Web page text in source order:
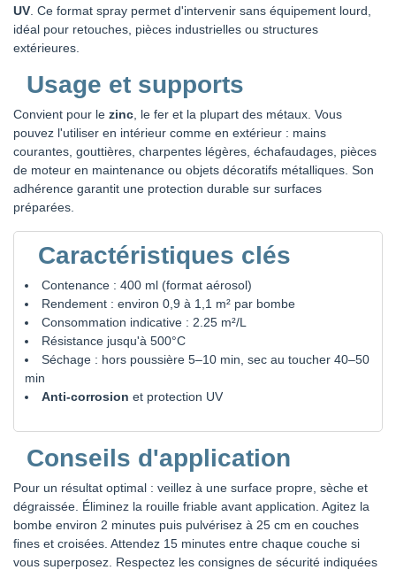
UV . Ce format spray permet d'intervenir sans équipement lourd,
idéal pour retouches, pièces industrielles ou structures
extérieures.
Usage et supports
Convient pour le zinc , le fer et la plupart des métaux. Vous
pouvez l'utiliser en intérieur comme en extérieur : mains
courantes, gouttières, charpentes légères, échafaudages, pièces
de moteur en maintenance ou objets décoratifs métalliques. Son
adhérence garantit une protection durable sur surfaces
préparées.
Caractéristiques clés
Contenance : 400 ml (format aérosol)
Rendement : environ 0,9 à 1,1 m² par bombe
Consommation indicative : 2.25 m²/L
Résistance jusqu'à 500°C
Séchage : hors poussière 5–10 min, sec au toucher 40–50
min
Anti-corrosion et protection UV
Conseils d'application
Pour un résultat optimal : veillez à une surface propre, sèche et
dégraissée. Éliminez la rouille friable avant application. Agitez la
bombe environ 2 minutes puis pulvérisez à 25 cm en couches
fines et croisées. Attendez 15 minutes entre chaque couche si
vous superposez. Respectez les consignes de sécurité indiquées